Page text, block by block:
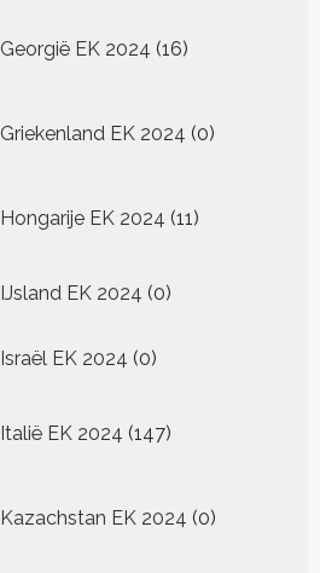
Georgië EK 2024 16
producten
Griekenland EK 2024 0
producten
Hongarije EK 2024 11
producten
IJsland EK 2024 00
Israël EK 2024 00
Italië EK 2024 147
producten
Kazachstan EK 2024 0
producten